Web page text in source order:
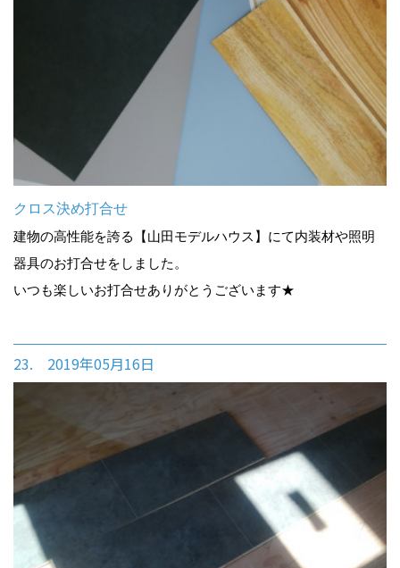
クロス決め打合せ
建物の高性能を誇る【山田モデルハウス】にて内装材や照明
器具のお打合せをしました。
いつも楽しいお打合せありがとうございます★
23. 2019年05月16日